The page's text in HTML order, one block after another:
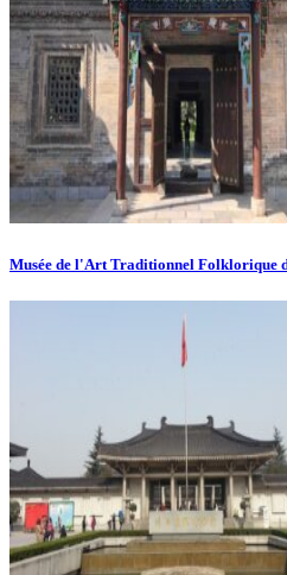
Musée de l'Art Traditionnel Folklorique